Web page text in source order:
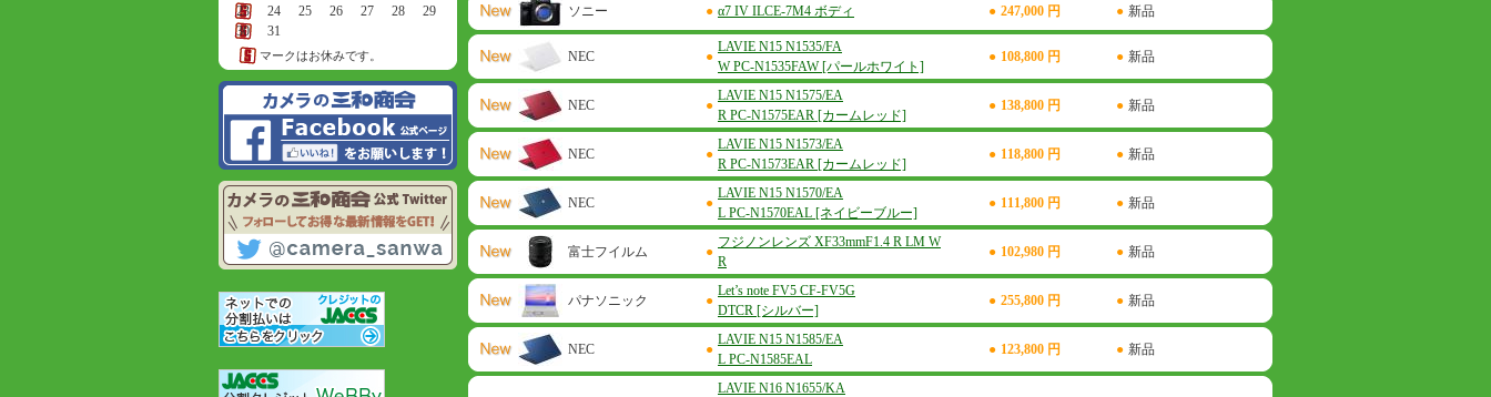
23
24 25 26 27 28
29
30
31
マークはお休みです。
ソニー ● α7 IV ILCE-7M4 ボディ ● 247,000 円 ● 新品
NEC ●
LAVIE N15 N1535/FA
W PC-N1535FAW [パールホワイト]
● 108,800 円 ● 新品
NEC ●
LAVIE N15 N1575/EA
R PC-N1575EAR [カームレッド]
● 138,800 円 ● 新品
NEC ●
LAVIE N15 N1573/EA
R PC-N1573EAR [カームレッド]
● 118,800 円 ● 新品
NEC ●
LAVIE N15 N1570/EA
L PC-N1570EAL [ネイビーブルー]
● 111,800 円 ● 新品
富士フイルム ●
フジノンレンズ XF33mmF1.4 R LM W
R
● 102,980 円 ● 新品
パナソニック ●
Let’s note FV5 CF-FV5G
DTCR [シルバー]
● 255,800 円 ● 新品
NEC ●
LAVIE N15 N1585/EA
L PC-N1585EAL
● 123,800 円 ● 新品
LAVIE N16 N1655/KA